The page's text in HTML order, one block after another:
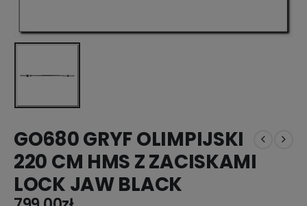
GO680 GRYF OLIMPIJSKI
220 CM HMS Z ZACISKAMI
LOCK JAW BLACK